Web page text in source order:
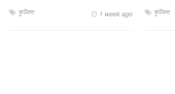
ফুটবল 1 week ago ফুটবল